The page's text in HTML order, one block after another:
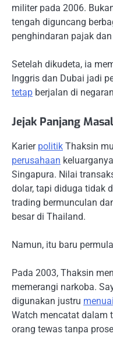
militer pada 2006.
tengah diguncang
penghindaran pajak
Setelah dikudeta, ia
Inggris dan Dubai jadi
tetap berjalan di
Jejak Panjang
Karier politik Thaksin
perusahaan
Singapura. Nilai
dolar, tapi diduga tidak
trading bermunculan
besar di Thailand.
Namun, itu baru
Pada 2003, Thaksin
memerangi narkoba.
digunakan justru
Watch mencatat dalam
orang tewas tanpa